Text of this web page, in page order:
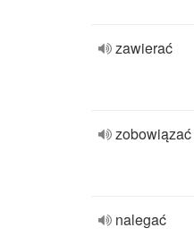
zawierać
nalegać